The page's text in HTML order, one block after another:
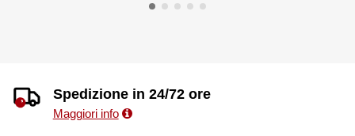
Spedizione in 24/72 ore
Maggiori info